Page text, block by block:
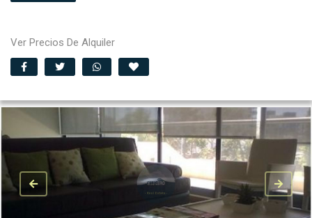
Ver Precios De Alquiler